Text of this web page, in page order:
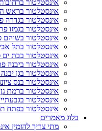
אינסטלטור ברחובות פתיחת
אינסטלטור בראש העין
אינסטלטור בגדרה פתיחת
אינסטלטור בגמזו פתיחת
אינסטלטור בשוהם פתיחת
אינסטלטור בתל אביב פתיחת
אינסטלטור בבת ים פתיחת
אינסטלטור ביבנה פתיחת
אינסטלטור בגן יבנה פתיחת
אינסטלטור בנס ציונה פתיחת
אינסטלטור ברמת גן פתיחת
אינסטלטור בגבעתיים פתיחת
אינסטלטור בפתח תקווה
מאמרים